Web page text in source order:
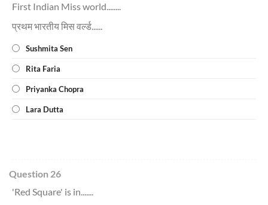
First Indian Miss world........
प्रथम भारतीय मिस वर्ल्ड......
Sushmita Sen
Rita Faria
Priyanka Chopra
Lara Dutta
Question 26
'Red Square' is in.......